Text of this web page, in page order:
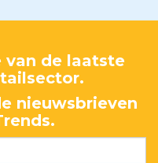
de laatste
nieuwsbrieven